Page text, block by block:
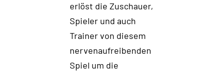
erlöst die Zuschauer,
Spieler und auch
Trainer von diesem
nervenaufreibenden
Spiel um die